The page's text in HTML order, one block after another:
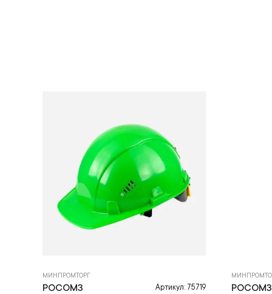
МИНПРОМТОРГ
РОСОМЗ Артикул: 75719 РОСОМЗ